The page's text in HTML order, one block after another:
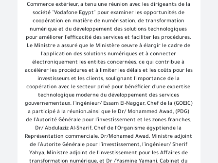
Commerce extérieur, a tenu une réunion avec les dirigeants de la
société "Vodafone Egypt" pour examiner les opportunités de
coopération en matière de numérisation, de transformation
numérique et du développement des solutions technologiques
pour améliorer l'efficacité des services et faciliter les procédures.
Le Ministre a assuré que le Ministère oeuvre à élargir le cadre de
l'application des solutions numériques et à connecter
électroniquement les entités concernées, ce qui contribue à
accélérer les procédures et à limiter les délais et les coûts pour les
investisseurs et les clients, soulignant l'importance de la
coopération avec le secteur privé pour bénéficier d'une expertise
technologique moderne du développement des services
gouvernementaux. l'ingénieur/ Essam El-Naggar, Chef de la (GOEIC)
a participé à la réunion،ainsi que le Dr/ Mohammed Awad, (PDG)
de l'Autorité Générale pour l'investissement et les zones franches,
Dr/ Abdulaziz Al-Sharif, Chef de l'Organisme égyptiende la
Représentation commerciale, Dr/Mohamed Awad, Ministre adjoint
de l'Autorite Générale pour l'investissement, l'ingénieur/ Sherif
Yahya, Ministre adjoint de l'investissement pour les Affaires de
transformation numérique, et Dr /Yasmine Yamani, Cabinet du